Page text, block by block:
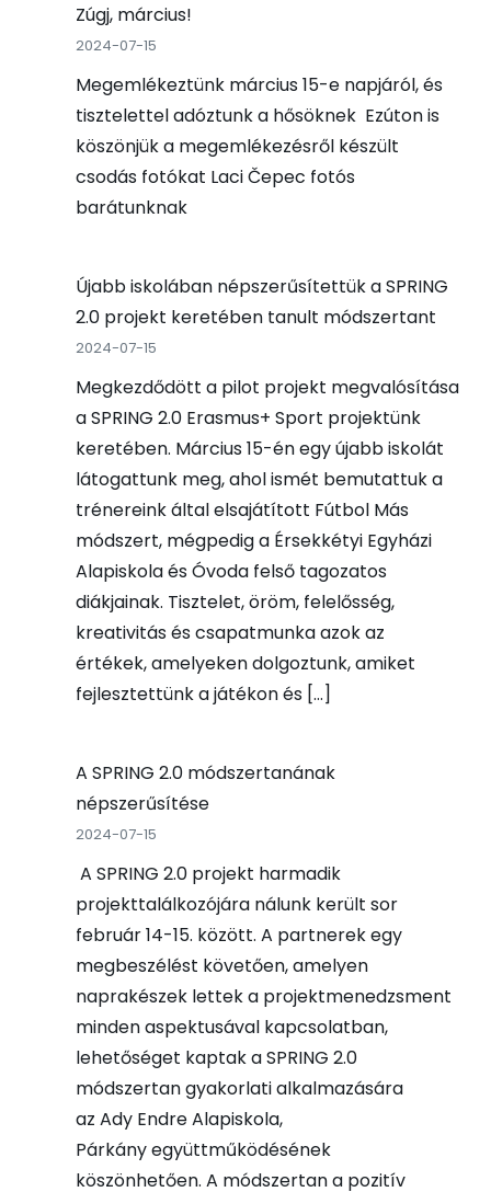
Zúgj, március!
2024-07-15
Megemlékeztünk március 15-e napjáról, és
tisztelettel adóztunk a hősöknek Ezúton is
köszönjük a megemlékezésről készült
csodás fotókat Laci Čepec fotós
barátunknak
Újabb iskolában népszerűsítettük a SPRING
2.0 projekt keretében tanult módszertant
2024-07-15
Megkezdődött a pilot projekt megvalósítása
a SPRING 2.0 Erasmus+ Sport projektünk
keretében. Március 15-én egy újabb iskolát
látogattunk meg, ahol ismét bemutattuk a
trénereink által elsajátított Fútbol Más
módszert, mégpedig a Érsekkétyi Egyházi
Alapiskola és Óvoda felső tagozatos
diákjainak. Tisztelet, öröm, felelősség,
kreativitás és csapatmunka azok az
értékek, amelyeken dolgoztunk, amiket
fejlesztettünk a játékon és […]
A SPRING 2.0 módszertanának
népszerűsítése
2024-07-15
A SPRING 2.0 projekt harmadik
projekttalálkozójára nálunk került sor
február 14-15. között. A partnerek egy
megbeszélést követően, amelyen
naprakészek lettek a projektmenedzsment
minden aspektusával kapcsolatban,
lehetőséget kaptak a SPRING 2.0
módszertan gyakorlati alkalmazására
az Ady Endre Alapiskola,
Párkány együttműködésének
köszönhetően. A módszertan a pozitív